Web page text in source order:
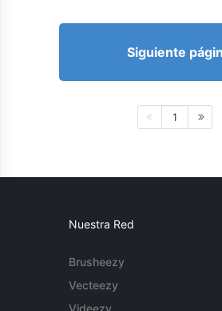
Siguiente
1
Nuestra Red
Brusheezy
Vecteezy
Videezy